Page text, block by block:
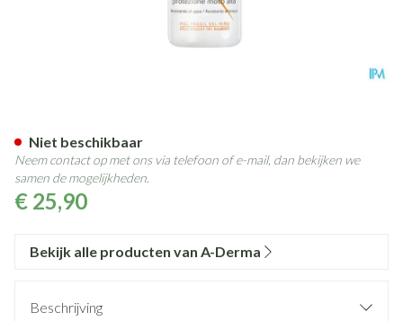
€ 25,90
Niet beschikbaar
Neem contact op met ons via telefoon of e-mail, dan bekijken we
samen de mogelijkheden.
Bekijk alle producten van A-Derma
Beschrijving